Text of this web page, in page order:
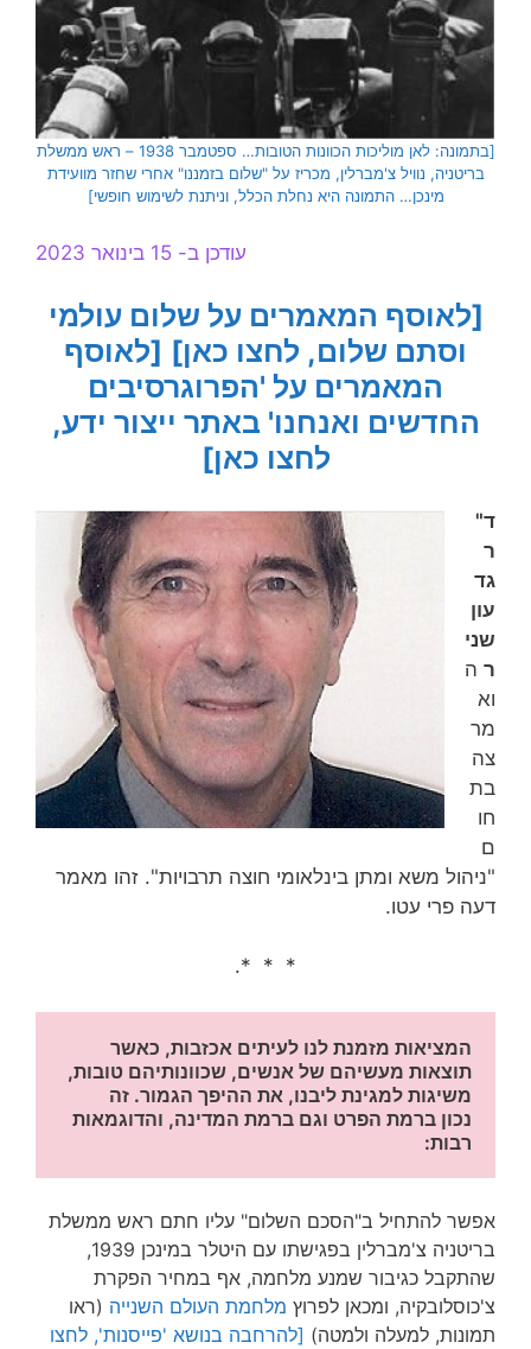
[בתמונה: לאן מוליכות הכוונות הטובות… ספטמבר 1938 – ראש ממשלת
בריטניה, נוויל צ'מברלין, מכריז על "שלום בזמננו" אחרי שחזר מוועידת
מינכן… התמונה היא נחלת הכלל, וניתנת לשימוש חופשי]
עודכן ב- 15 בינואר 2023
[לאוסף המאמרים על שלום עולמי
וסתם שלום, לחצו כאן] [לאוסף
המאמרים על 'הפרוגרסיבים
החדשים ואנחנו' באתר ייצור ידע,
לחצו כאן]
ד"
ר
גד
עון
שני
ר ה
וא
מר
צה
בת
חו
ם
"ניהול משא ומתן בינלאומי חוצה תרבויות". זהו מאמר
דעה פרי עטו.
* * *.
רבות:
אפשר להתחיל ב"הסכם השלום" עליו חתם ראש ממשלת
בריטניה צ'מברלין בפגישתו עם היטלר במינכן 1939,
שהתקבל כגיבור שמנע מלחמה, אף במחיר הפקרת
צ'כוסלובקיה, ומכאן לפרוץ מלחמת העולם השנייה (ראו
תמונות, למעלה ולמטה) [להרחבה בנושא 'פייסנות', לחצו